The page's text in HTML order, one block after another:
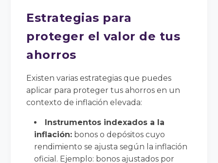
Estrategias para
proteger el valor de tus
ahorros
Existen varias estrategias que puedes
aplicar para proteger tus ahorros en un
contexto de inflación elevada:
Instrumentos indexados a la
inflación: bonos o depósitos cuyo
rendimiento se ajusta según la inflación
oficial. Ejemplo: bonos ajustados por